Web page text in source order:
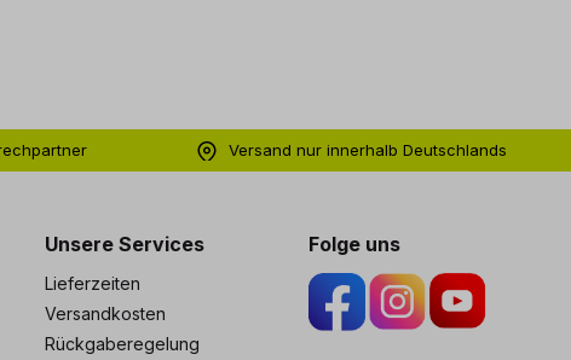
Versand nur innerhalb Deutschlands
Unsere Services
Lieferzeiten
Versandkosten
Rückgaberegelung
Folge uns